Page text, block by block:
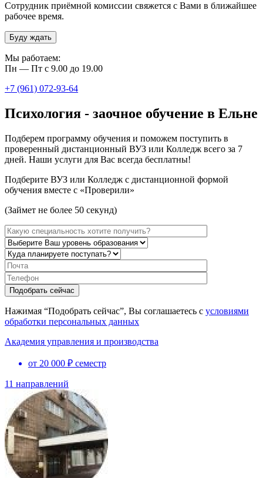
Сотрудник приёмной комиссии свяжется с Вами в ближайшее
рабочее время.
Буду ждать
Мы работаем:
Пн — Пт с 9.00 до 19.00
+7 (961) 072-93-64
Психология - заочное обучение в Ельне
Подберем программу обучения и поможем поступить в
проверенный дистанционный ВУЗ или Колледж всего за 7
дней. Наши услуги для Вас всегда бесплатны!
Подберите ВУЗ или Колледж с дистанционной формой
обучения вместе с «Проверили»
(Займет не более 50 секунд)
Нажимая “Подобрать сейчас”, Вы соглашаетесь с условиями
обработки персональных данных
Академия управления и производства
от 20 000 ₽ семестр
11 направлений